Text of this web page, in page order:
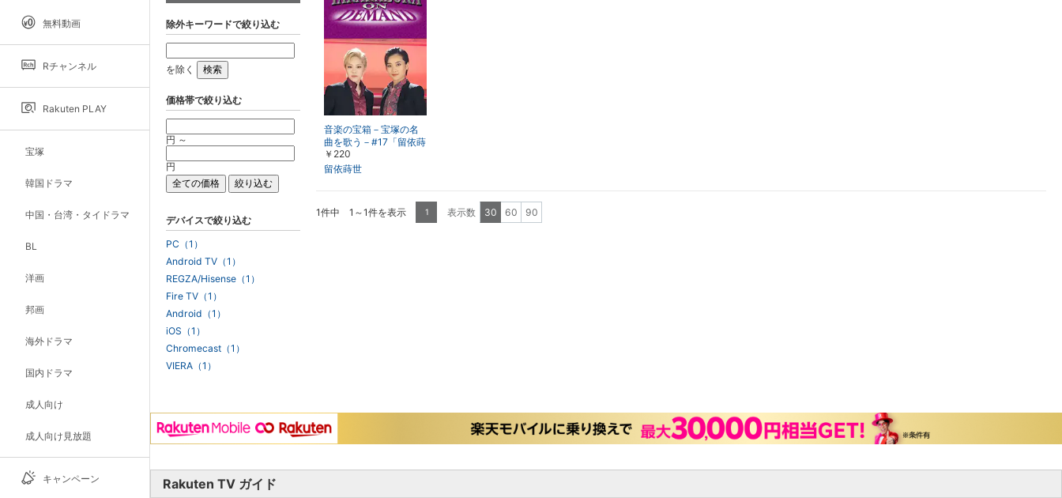
無料動画
Rチャンネル
Rakuten PLAY
宝塚
韓国ドラマ
中国・台湾・タイドラマ
BL
洋画
邦画
海外ドラマ
国内ドラマ
成人向け
成人向け見放題
キャンペーン
音楽の宝箱－宝塚の名
曲を歌う－#17「留依蒔
世・若翔りつ」
￥220
留依蒔世
1件中 1～1件を表示 1 表示数 30 60 90
除外キーワードで絞り込む
を除く
価格帯で絞り込む
円 ～
円
デバイスで絞り込む
PC（1）
Android TV（1）
REGZA/Hisense（1）
Fire TV（1）
Android（1）
iOS（1）
Chromecast（1）
VIERA（1）
Rakuten TV ガイド